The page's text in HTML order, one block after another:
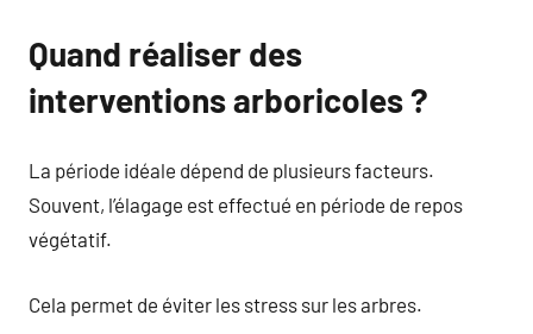
Quand réaliser des
interventions arboricoles ?
La période idéale dépend de plusieurs facteurs.
Souvent, l’élagage est effectué en période de repos
végétatif.
Cela permet de éviter les stress sur les arbres.